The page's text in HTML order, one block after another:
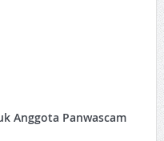
Anggota Panwascam